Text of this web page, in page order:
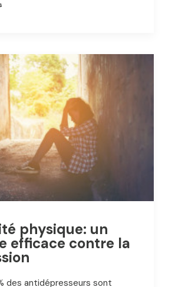
physique: un
efficace contre la
des antidépresseurs sont